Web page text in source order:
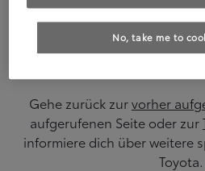
Die angeforderte Seite
werden.
Gehe zurück zurvorher
aufgerufenen Seite oder zur
informiere dich über weitere
Toyota.
No, take me to